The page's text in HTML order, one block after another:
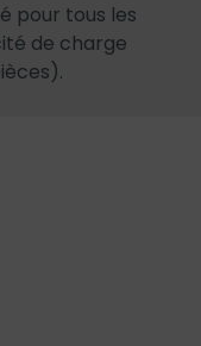
pour tous les
de charge